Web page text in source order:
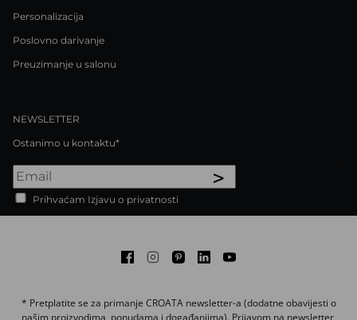
Personalizacija
Poslovno darivanje
Preuzimanje u salonu
NEWSLETTER
Ostanimo u kontaktu*
>
Prihvaćam Izjavu o privatnosti
FacebookInstagram
PinterestLinkedInYoutube
* Pretplatite se za primanje CROATA newsletter-a (dodatne obavijesti o